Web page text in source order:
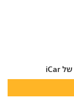
של iCar